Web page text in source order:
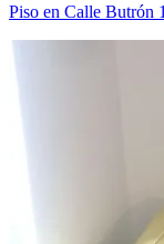
Piso en Calle Butrón